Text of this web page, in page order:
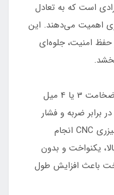
است که به تعادل
اهمیت می‌دهند. این
امنیت، جلوه‌ای
در ساخت این درب از ورق آهن با ضخامت 3 یا 4 میل
برابر ضربه و فشار
ایجاد می‌کند. اجرای طرح با برش لیزری CNC انجام
یکنواخت و بدون
باعث افزایش طول